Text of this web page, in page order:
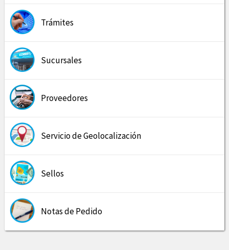
Trámites
Sucursales
Proveedores
Servicio de Geolocalización
Sellos
Notas de Pedido